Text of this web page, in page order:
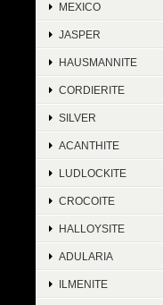
MEXICO
JASPER
HAUSMANNITE
CORDIERITE
SILVER
ACANTHITE
LUDLOCKITE
CROCOITE
HALLOYSITE
ADULARIA
ILMENITE